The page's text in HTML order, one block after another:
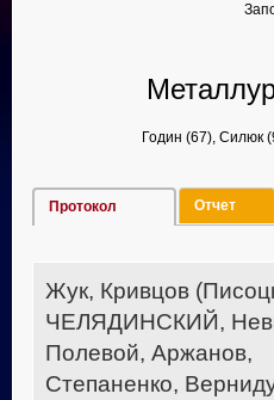
Годин (67), Силюк
Протокол Отчет
Жук, Кривцов
ЧЕЛЯДИНСКИЙ,
Полевой, Аржанов,
Степаненко,